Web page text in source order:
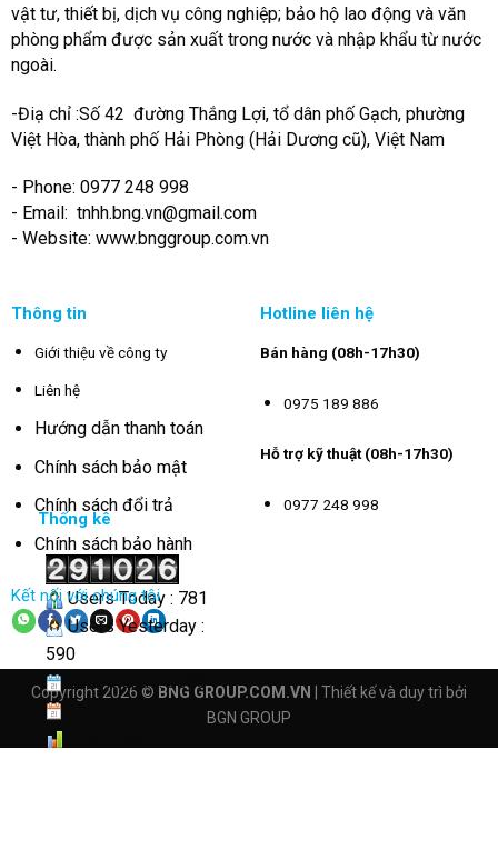
vật tư, thiết bị, dịch vụ công nghiệp; bảo hộ lao động và văn
phòng phẩm được sản xuất trong nước và nhập khẩu từ nước
ngoài.
-Điạ chỉ :Số 42 đường Thắng Lợi, tổ dân phố Gạch, phường
Việt Hòa, thành phố Hải Phòng (Hải Dương cũ), Việt Nam
- Phone: 0977 248 998
- Email: tnhh.bng.vn@gmail.com
- Website: www.bnggroup.com.vn
Thông tin
Giới thiệu về công ty
Liên hệ
Hướng dẫn thanh toán
Chính sách bảo mật
Chính sách đổi trả
Chính sách bảo hành
Kết nối với chúng tôi
Hotline liên hệ
Bán hàng (08h-17h30)
0975 189 886
Hỗ trợ kỹ thuật (08h-17h30)
0977 248 998
Thống kê
Users Today : 781
Users Yesterday :
590
This Month : 3583
Copyright 2026 © BNG GROUP.COM.VN
| Thiết kế và duy trì bởi
BGN GROUP